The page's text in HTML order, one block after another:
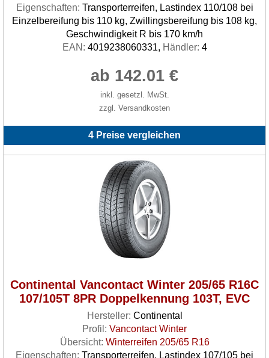
Eigenschaften: Transporterreifen, Lastindex 110/108 bei
Einzelbereifung bis 110 kg, Zwillingsbereifung bis 108 kg,
Geschwindigkeit R bis 170 km/h
EAN: 4019238060331, Händler: 4
ab 142.01 €
inkl. gesetzl. MwSt.
zzgl. Versandkosten
4 Preise vergleichen
Continental Vancontact Winter 205/65 R16C
107/105T 8PR Doppelkennung 103T, EVC
Hersteller: Continental
Profil: Vancontact Winter
Übersicht: Winterreifen 205/65 R16
Eigenschaften: Transporterreifen, Lastindex 107/105 bei